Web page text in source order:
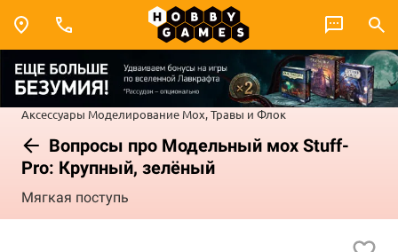
Аксессуары Моделирование Мох, Травы и Флок
Вопросы про Модельный мох Stuff-
Pro: Крупный, зелёный
Мягкая поступь